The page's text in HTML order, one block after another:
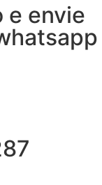
e envie